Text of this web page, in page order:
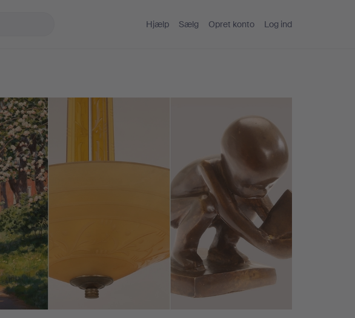
Hjælp Sælg Opret konto Log ind